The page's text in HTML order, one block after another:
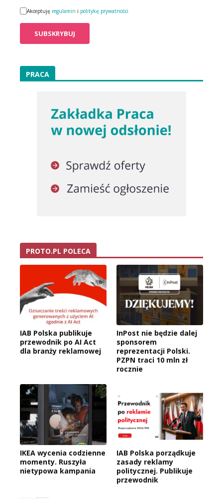
Akceptuję regulamin i politykę prywatności
PRACA
PROTO.PL POLECA
IAB Polska publikuje
przewodnik po AI Act
dla branży reklamowej
InPost nie będzie dalej
sponsorem
reprezentacji Polski.
PZPN traci 10 mln zł
rocznie
IKEA wycenia codzienne
momenty. Ruszyła
nietypowa kampania
IAB Polska porządkuje
zasady reklamy
politycznej. Publikuje
przewodnik